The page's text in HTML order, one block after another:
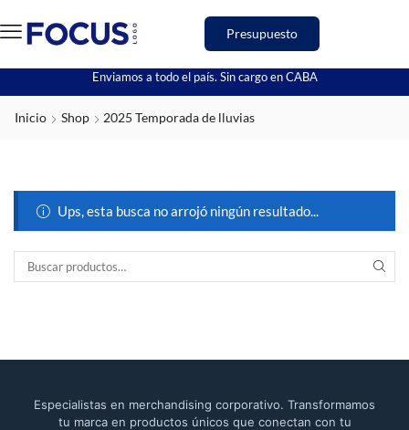
Presupuesto
Enviamos a todo el país. Sin cargo en CABA
Inicio Shop 2025 Temporada de lluvias
Ups, esta busca no arrojó ningún resultado...
Especialistas en merchandising corporativo. Transformamos
tu marca en productos únicos que conectan con tu